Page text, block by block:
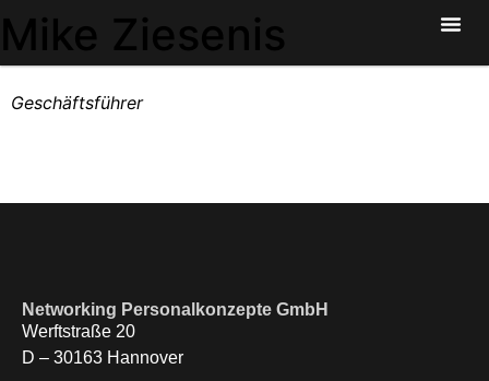
Mike Ziesenis
Geschäftsführer
Networking Personalkonzepte GmbH
Werftstraße 20
D – 30163 Hannover